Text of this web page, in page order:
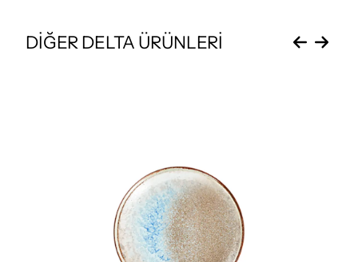
DİĞER DELTA ÜRÜNLERİ